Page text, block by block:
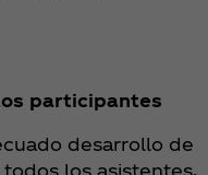
participantes
desarrollo de
los asistentes,